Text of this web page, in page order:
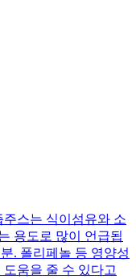
스는 식이섬유와 소
용도로 많이 언급됩
. 폴리페놀 등 영양성
움을 줄 수 있다고